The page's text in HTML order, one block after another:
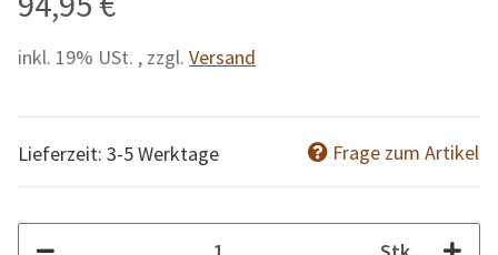
inkl. 19% USt. , zzgl. Versand
Lieferzeit: 3-5 Werktage Frage zum Artikel